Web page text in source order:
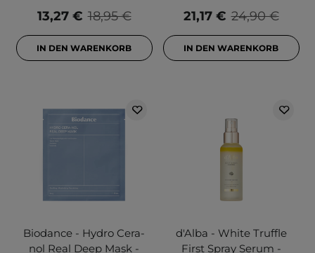
18,95 €
13,27 €
IN DEN WARENKORB
24,90 €
21,17 €
IN DEN WARENKORB
Biodance - Hydro Cera-
nol Real Deep Mask -
d'Alba - White Truffle
First Spray Serum -